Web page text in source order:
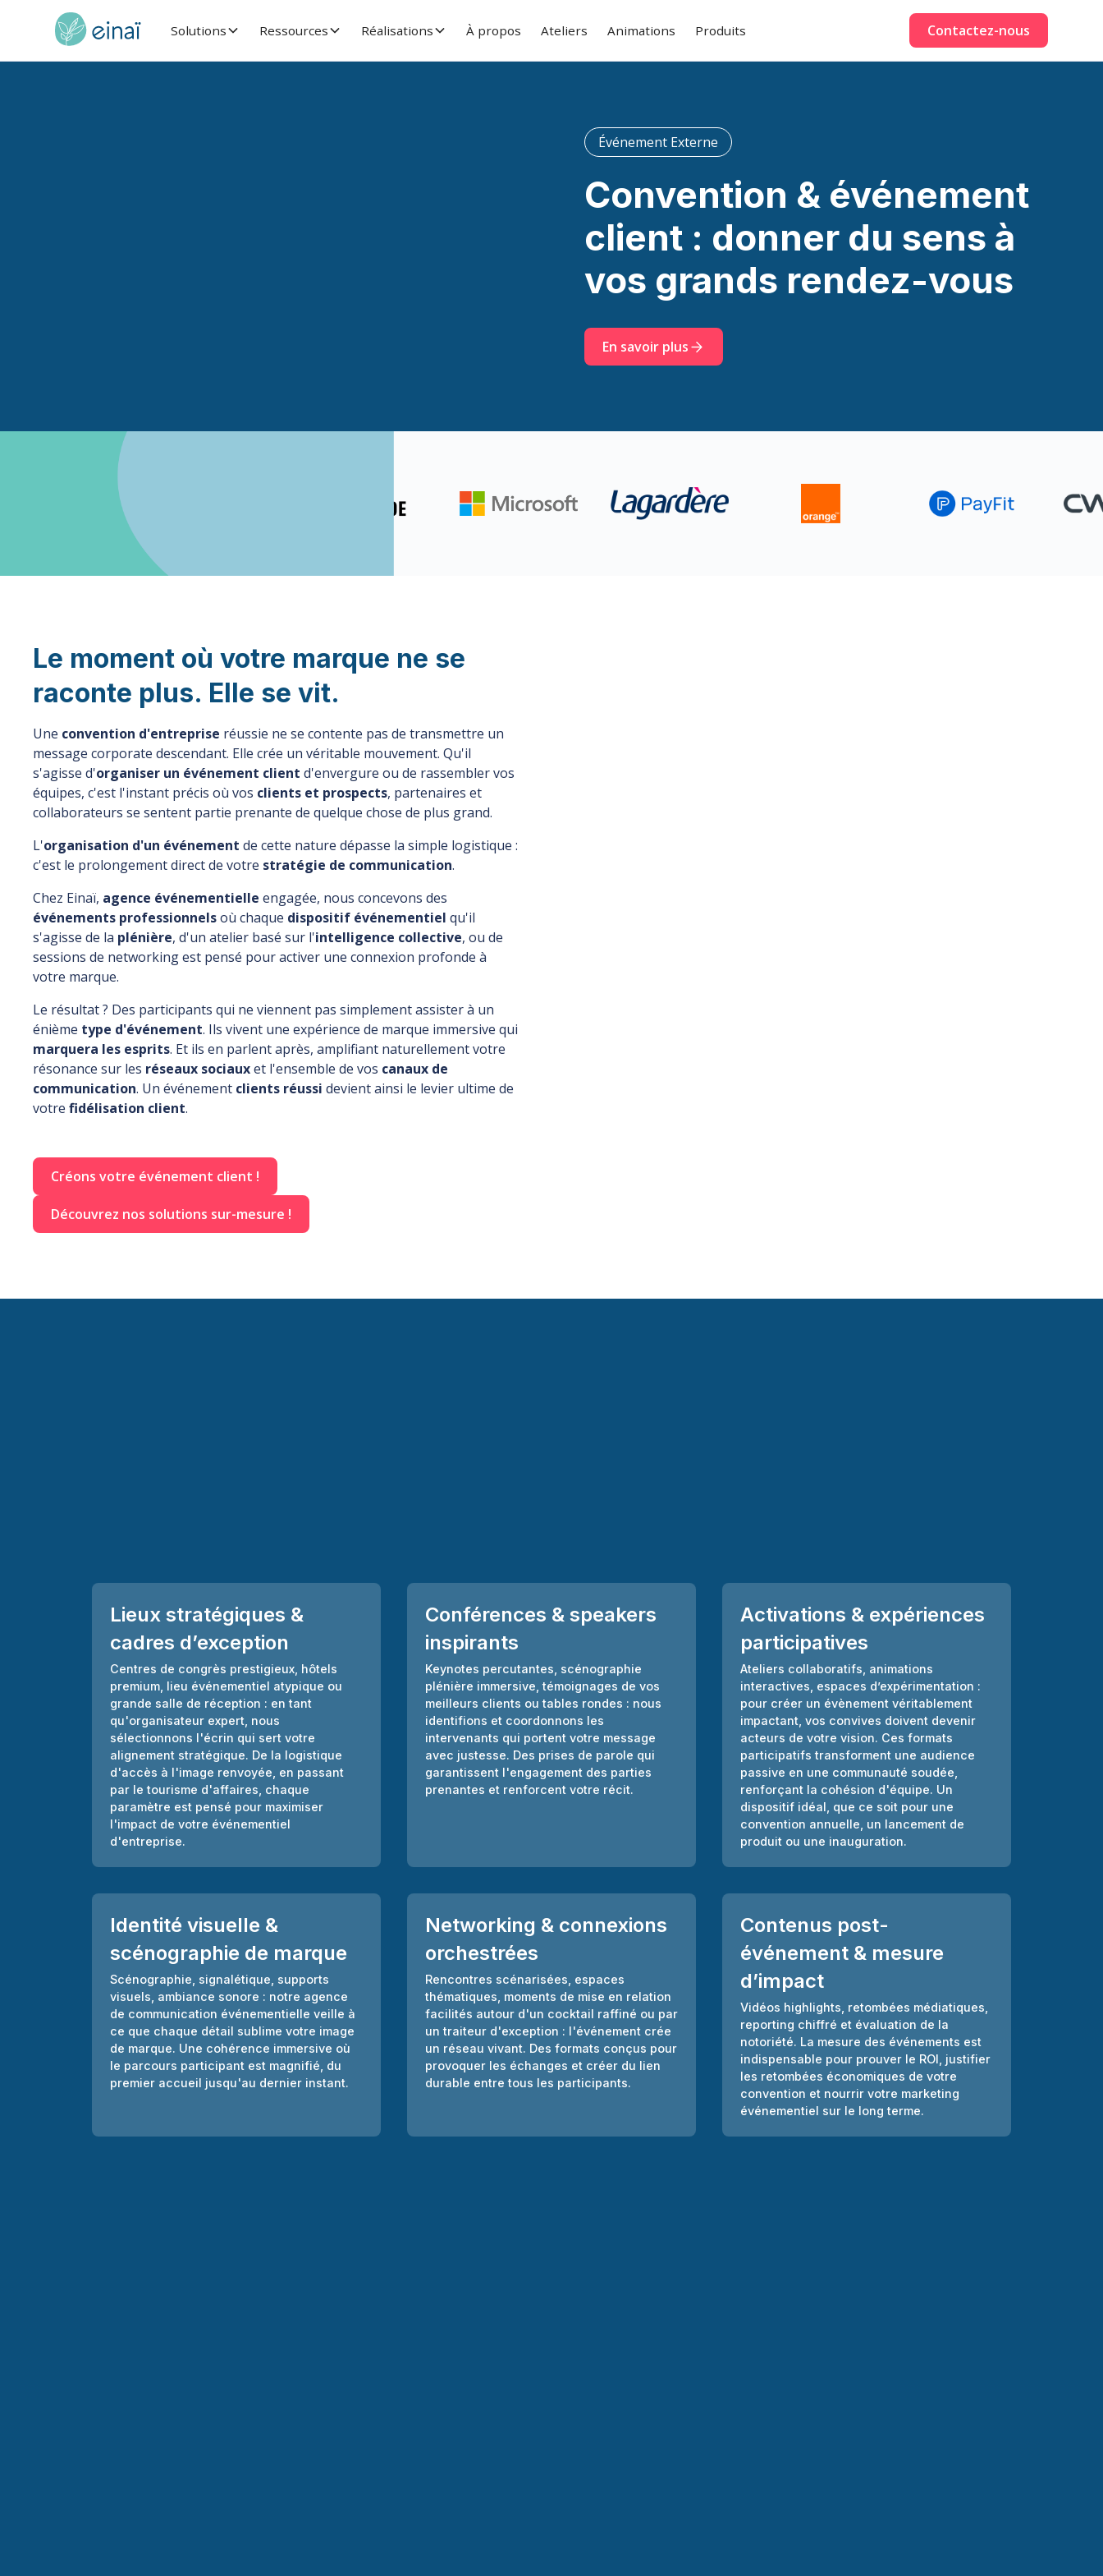
Solutions Ressources Réalisations À propos Ateliers Animations Produits Contactez-nous
Événement Externe
Convention & événement
client : donner du sens à
vos grands rendez-vous
En savoir plus
Le moment où votre marque ne se
raconte plus. Elle se vit.
Une convention d'entreprise réussie ne se contente pas de transmettre un
message corporate descendant. Elle crée un véritable mouvement. Qu'il
s'agisse d'organiser un événement client d'envergure ou de rassembler vos
équipes, c'est l'instant précis où vos clients et prospects, partenaires et
collaborateurs se sentent partie prenante de quelque chose de plus grand.
L'organisation d'un événement de cette nature dépasse la simple logistique :
c'est le prolongement direct de votre stratégie de communication.
Chez Einaï, agence événementielle engagée, nous concevons des
événements professionnelsoù chaque dispositif événementiel qu'il
s'agisse de la plénière, d'un atelier basé sur l'intelligence collective, ou de
sessions de networking est pensé pour activer une connexion profonde à
votre marque.
Le résultat ? Des participants qui ne viennent pas simplement assister à un
énième type d'événement. Ils vivent une expérience de marque immersive qui
marquera les esprits. Et ils en parlent après, amplifiant naturellement votre
résonance sur les réseaux sociauxet l'ensemble de vos canaux de
communication. Un événement clients réussi devient ainsi le levier ultime de
votre fidélisation client.
Créons votre événement client !
Découvrez nos solutions sur-mesure !
Lieux stratégiques &
cadres d’exception
Centres de congrès prestigieux, hôtels
premium, lieu événementiel atypique ou
grande salle de réception : en tant
qu'organisateur expert, nous
sélectionnons l'écrin qui sert votre
alignement stratégique. De la logistique
d'accès à l'image renvoyée, en passant
par le tourisme d'affaires, chaque
paramètre est pensé pour maximiser
l'impact de votre événementiel
d'entreprise.
Conférences & speakers
inspirants
Keynotes percutantes, scénographie
plénière immersive, témoignages de vos
meilleurs clients ou tables rondes : nous
identifions et coordonnons les
intervenants qui portent votre message
avec justesse. Des prises de parole qui
garantissent l'engagement des parties
prenantes et renforcent votre récit.
Activations & expériences
participatives
Ateliers collaboratifs, animations
interactives, espaces d’expérimentation :
pour créer un évènement véritablement
impactant, vos convives doivent devenir
acteurs de votre vision. Ces formats
participatifs transforment une audience
passive en une communauté soudée,
renforçant la cohésion d'équipe. Un
dispositif idéal, que ce soit pour une
convention annuelle, un lancement de
produit ou une inauguration.
Identité visuelle &
scénographie de marque
Scénographie, signalétique, supports
visuels, ambiance sonore : notre agence
de communication événementielle veille à
ce que chaque détail sublime votre image
de marque. Une cohérence immersive où
le parcours participant est magnifié, du
premier accueil jusqu'au dernier instant.
Networking & connexions
orchestrées
Rencontres scénarisées, espaces
thématiques, moments de mise en relation
facilités autour d'un cocktail raffiné ou par
un traiteur d'exception : l'événement crée
un réseau vivant. Des formats conçus pour
provoquer les échanges et créer du lien
durable entre tous les participants.
Contenus post-
événement & mesure
d’impact
Vidéos highlights, retombées médiatiques,
reporting chiffré et évaluation de la
notoriété. La mesure des événements est
indispensable pour prouver le ROI, justifier
les retombées économiques de votre
convention et nourrir votre marketing
événementiel sur le long terme.